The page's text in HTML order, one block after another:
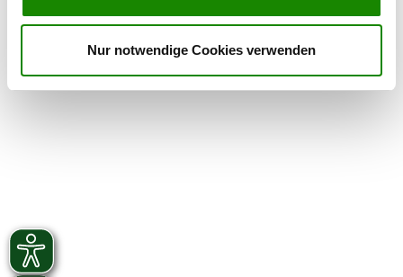
Nur notwendige Cookies verwenden
27239 Twistringen-Borwede